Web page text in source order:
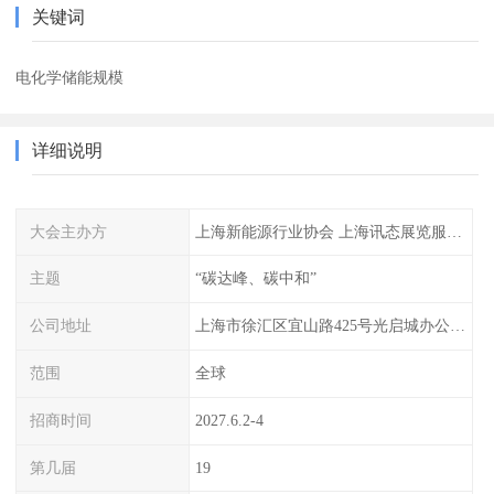
关键词
电化学储能规模
详细说明
大会主办方
主题 “碳达峰、碳中和”
公司地址 上海市徐汇区宜山路425号光启城办公楼905-907室
范围 全球
招商时间 2027.6.2-4
第几届 19